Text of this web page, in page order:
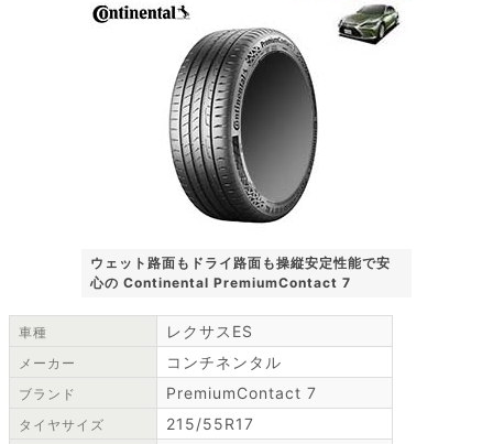
ウェット路面もドライ路面も操縦安定性能で安
心の Continental PremiumContact 7
車種 レクサスES
メーカー コンチネンタル
ブランド PremiumContact 7
タイヤサイズ 215/55R17